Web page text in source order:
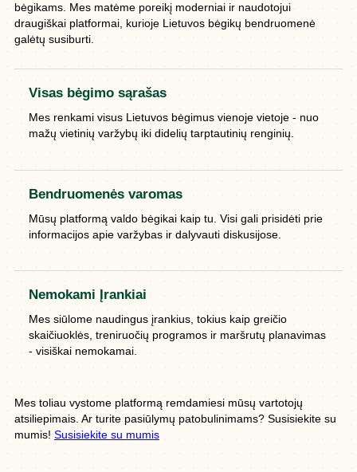
bėgikams. Mes matėme poreikį moderniai ir naudotojui
draugiškai platformai, kurioje Lietuvos bėgikų bendruomenė
galėtų susiburti.
Visas bėgimo sąrašas
Mes renkami visus Lietuvos bėgimus vienoje vietoje - nuo
mažų vietinių varžybų iki didelių tarptautinių renginių.
Bendruomenės varomas
Mūsų platformą valdo bėgikai kaip tu. Visi gali prisidėti prie
informacijos apie varžybas ir dalyvauti diskusijose.
Nemokami Įrankiai
Mes siūlome naudingus įrankius, tokius kaip greičio
skaičiuoklės, treniruočių programos ir maršrutų planavimas
- visiškai nemokamai.
Mes toliau vystome platformą remdamiesi mūsų vartotojų
atsiliepimais. Ar turite pasiūlymų patobulinimams? Susisiekite su
mumis! Susisiekite su mumis